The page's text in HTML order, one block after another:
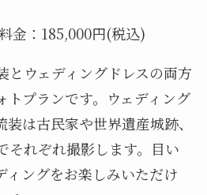
金：185,000円(税込)
とウェディングドレスの両方
トプランです。ウェディング
は古民家や世界遺産城跡、
それぞれ撮影します。目い
ングをお楽しみいただけ